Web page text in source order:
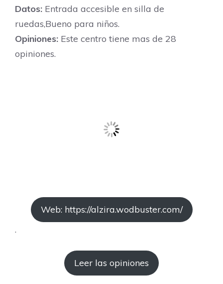
Datos: Entrada accesible en silla de
ruedas,Bueno para niños.
Opiniones: Este centro tiene mas de 28
opiniones.
Web: https://alzira.wodbuster.com/
.
Leer las opiniones